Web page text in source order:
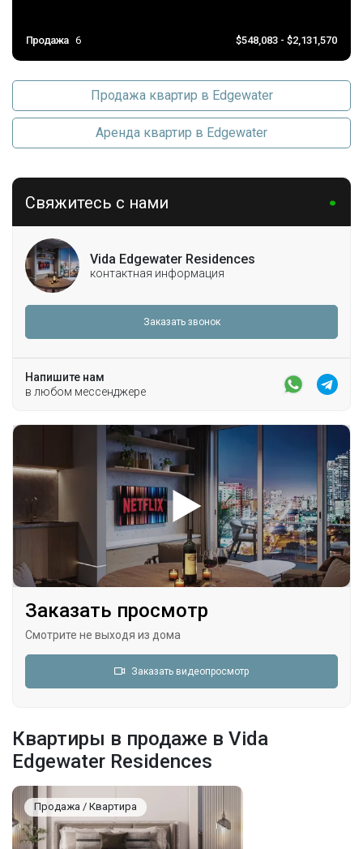
Продажа 6 $548,083 - $2,131,570
Продажа квартир в Edgewater
Аренда квартир в Edgewater
Свяжитесь с нами
Vida Edgewater Residences
контактная информация
Заказать звонок
Напишите нам
в любом мессенджере
Заказать просмотр
Смотрите не выходя из дома
Заказать видеопросмотр
Квартиры в продаже в Vida
Edgewater Residences
Продажа / Квартира